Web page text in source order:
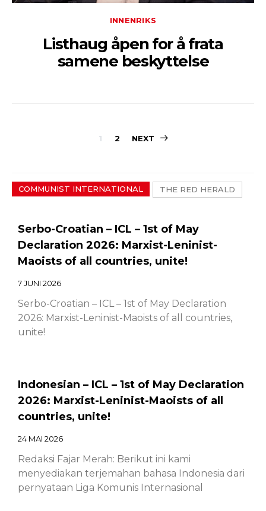
INNENRIKS
Listhaug åpen for å frata
samene beskyttelse
1 2 NEXT
COMMUNIST INTERNATIONAL THE RED HERALD
Serbo-Croatian – ICL – 1st of May
Declaration 2026: Marxist-Leninist-
Maoists of all countries, unite!
7 JUNI 2026
Serbo-Croatian – ICL – 1st of May Declaration
2026: Marxist-Leninist-Maoists of all countries,
unite!
Indonesian – ICL – 1st of May Declaration
2026: Marxist-Leninist-Maoists of all
countries, unite!
24 MAI 2026
Redaksi Fajar Merah: Berikut ini kami
menyediakan terjemahan bahasa Indonesia dari
pernyataan Liga Komunis Internasional